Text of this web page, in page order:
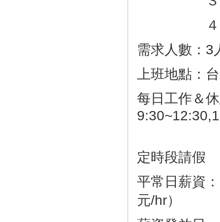
４．正
需求人數：3
上班地點：
每日工作＆
定時段請假
平常日薪資
元/hr）